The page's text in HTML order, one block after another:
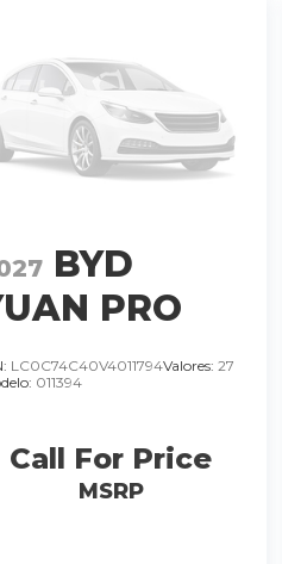
BYD
PRO
I GL SUV
MOTOR 1.5
LTS 4 CIL
LC0C74C40V4011794Valores:27
011394
Call For Price
MSRP